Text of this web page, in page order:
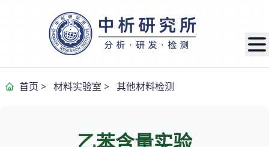
首页 > 材料实验室 > 其他材料检测